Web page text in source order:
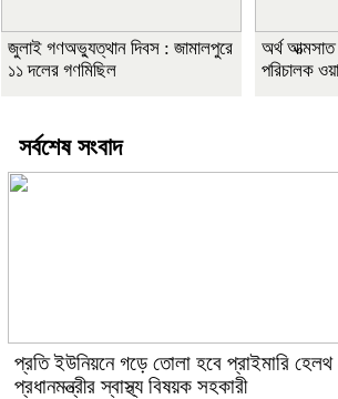
জুলাই গণঅভ্যুত্থান দিবস : জামালপুরে
১১ দলের গণমিছিল
অর্থ
পরিচালক
সর্বশেষ সংবাদ
প্রতি ইউনিয়নে গড়ে তোলা হবে প্রাইমারি
প্রধানমন্ত্রীর স্বাস্থ্য বিষয়ক সহকারী